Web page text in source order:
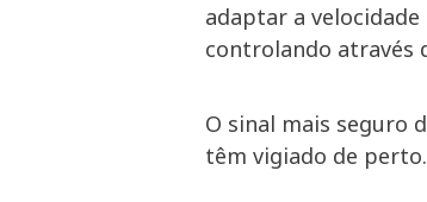
adaptar a
controlando através
O sinal mais seguro
têm vigiado de perto.